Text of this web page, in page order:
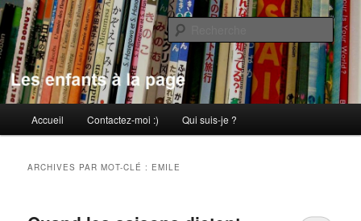
Aller
au
contenu
principal
Aller
au
contenu
secondaireLes enfants à la page
principal
Accueil Contactez-moi :) Qui suis-je ?
ARCHIVES PAR MOT-CLÉ : EMILE